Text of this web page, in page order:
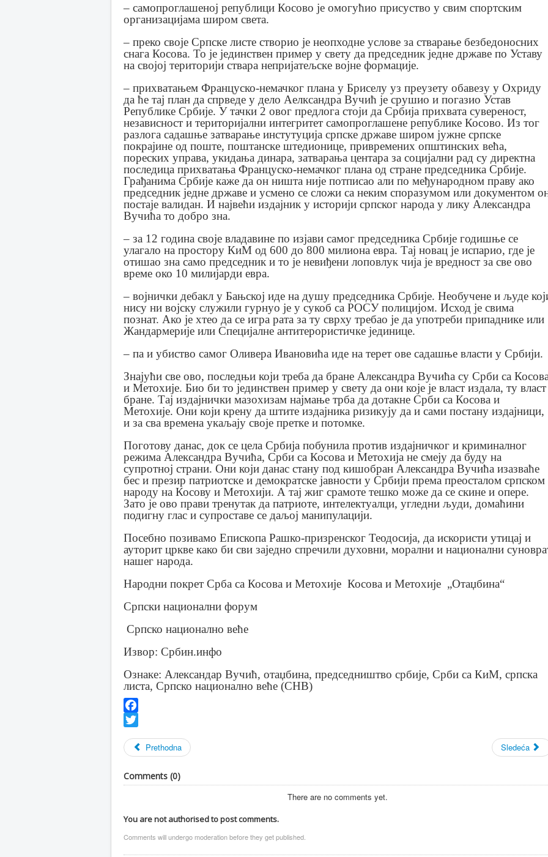
– самопроглашеној републици Косово је омогућио присуство у свим спортским
организацијама широм света.
– преко своје Српске листе створио је неопходне услове за стварање безбедоносних
снага Косова. То је јединствен пример у свету да председник једне државе по Уставу
на својој територији ствара непријатељске војне формације.
– прихватањем Француско-немачког плана у Бриселу уз преузету обавезу у Охриду
да ће тај план да спрведе у дело Аелксандра Вучић је срушио и погазио Устав
Републике Србије. У тачки 2 овог предлога стоји да Србија прихвата сувереност,
независност и територијални интегритет самопроглашене републике Косово. Из тог
разлога садашње затварање инстутуција српске државе широм јужне српске
покрајине од поште, поштанске штедионице, привремених општинских већа,
пореских управа, укидања динара, затварања центара за социјални рад су директна
последица прихватања Француско-немачког плана од стране председника Србије.
Грађанима Србије каже да он ништа није потписао али по међународном праву ако
председник једне државе и усмено се сложи са неким споразумом или документом
постаје валидан. И највећи издајник у историји српског народа у лику Александра
Вучића то добро зна.
– за 12 година своје владавине по изјави самог председника Србије годишње се
улагало на простору КиМ од 600 до 800 милиона евра. Тај новац је испарио, где је
отишао зна само председник и то је невиђени лоповлук чија је вредност за све ово
време око 10 милијарди евра.
– војнички дебакл у Бањској иде на душу председника Србије. Необучене и људе
нису ни војску служили гурнуо је у сукоб са РОСУ полицијом. Исход је свима
познат. Ако је хтео да се игра рата за ту сврху требао је да употреби припаднике или
Жандармерије или Специјалне антитерористичке јединице.
– па и убиство самог Оливера Ивановића иде на терет ове садашње власти у Србији.
Знајући све ово, последњи који треба да бране Александра Вучића су Срби са
и Метохије. Био би то јединствен пример у свету да они које је власт издала, ту власт
бране. Тај издајнички мазохизам најмање трба да дотакне Срби са Косова и
Метохије. Они који крену да штите издајника ризикују да и сами постану издајници,
и за сва времена укаљају своје претке и потомке.
Поготову данас, док се цела Србија побунила против издајничког и криминалног
режима Александра Вучића, Срби са Косова и Метохија не смеју да буду на
супротној страни. Они који данас стану под кишобран Александра Вучића изазваће
бес и презир патриотске и демократске јавности у Србији према преосталом српском
народу на Косову и Метохији. А тај жиг срамоте тешко може да се скине и опере.
Зато је ово прави тренутак да патриоте, интелектуалци, угледни људи, домаћини
подигну глас и супроставе се даљој манипулацији.
Посебно позивамо Епископа Рашко-призренског Теодосија, да искористи утицај и
ауторит цркве како би сви заједно спречили духовни, морални и национални
нашег народа.
Народни покрет Срба са Косова и Метохије Косова и Метохије „Отаџбина“
Српски национални форум
Српско национално веће
Извор: Србин.инфо
Ознаке: Александар Вучић, отаџбина, председништво србије, Срби са КиМ, српска
листа, Српско национално веће (СНВ)
Facebook
Prethodna
Sledeća
Comments (0)
There are no comments yet.
You are not authorised to post comments.
Comments will undergo moderation before they get published.